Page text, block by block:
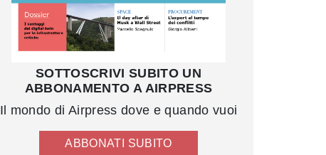
SOTTOSCRIVI SUBITO UN
ABBONAMENTO A AIRPRESS
Il mondo di Airpress dove e quando vuoi
ABBONATI SUBITO